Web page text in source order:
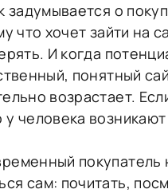
о
что хочет зайти на
И когда
понятный
возрастает.
человека
покупатель
сам: почитать,